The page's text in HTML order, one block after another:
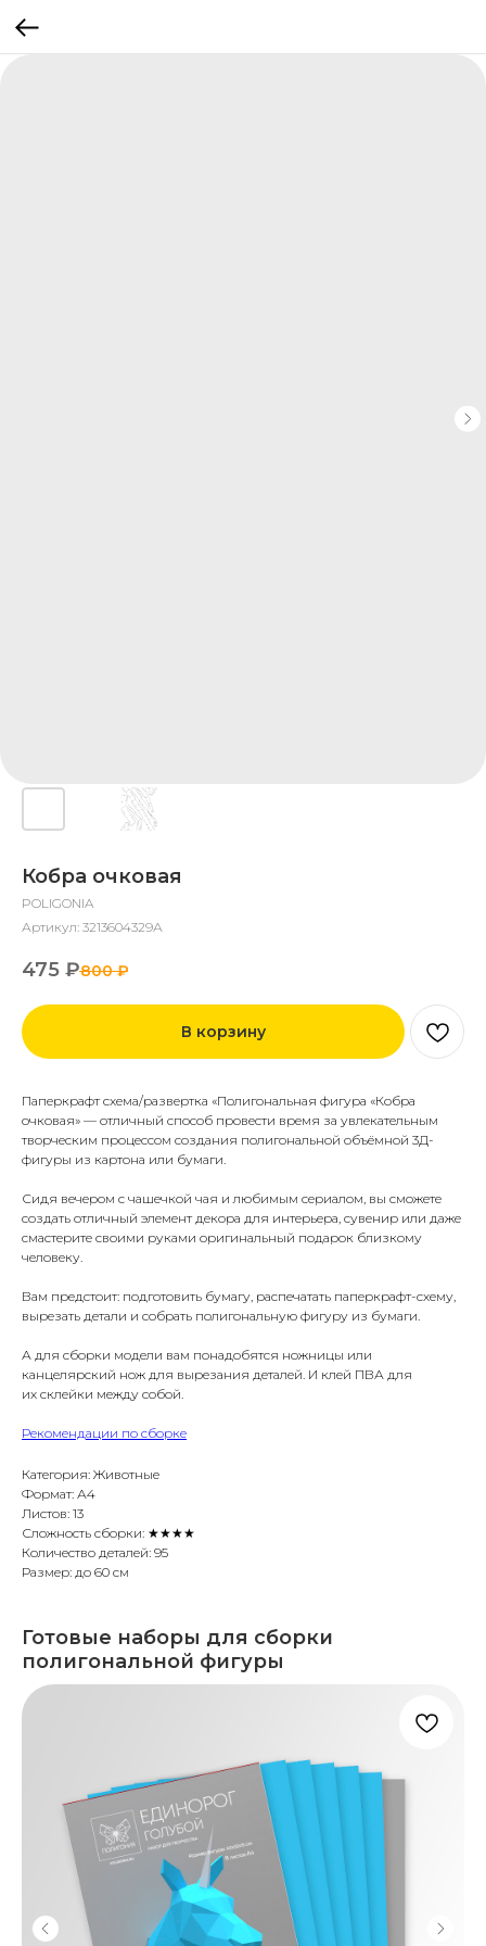
Кобра очковая
POLIGONIA
Артикул: 3213604329А
475 ₽800 ₽
В корзину
Паперкрафт схема/развертка «Полигональная фигура «Кобра
очковая» — отличный способ провести время за увлекательным
творческим процессом создания полигональной объёмной 3Д-
фигуры из картона или бумаги.
Сидя вечером с чашечкой чая и любимым сериалом, вы сможете
создать отличный элемент декора для интерьера, сувенир или даже
смастерите своими руками оригинальный подарок близкому
человеку.
Вам предстоит: подготовить бумагу, распечатать паперкрафт-схему,
вырезать детали и собрать полигональную фигуру из бумаги.
А для сборки модели вам понадобятся ножницы или
канцелярский нож для вырезания деталей. И клей ПВА для
их склейки между собой.
Рекомендации по сборке
Категория: Животные
Формат: А4
Листов: 13
Сложность сборки: ★★★★
Количество деталей: 95
Размер: до 60 см
Готовые наборы для сборки
полигональной фигуры